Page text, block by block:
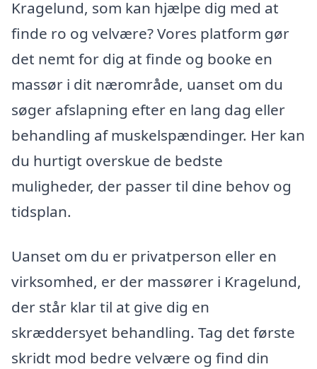
Kragelund, som kan hjælpe dig med at
finde ro og velvære? Vores platform gør
det nemt for dig at finde og booke en
massør i dit nærområde, uanset om du
søger afslapning efter en lang dag eller
behandling af muskelspændinger. Her kan
du hurtigt overskue de bedste
muligheder, der passer til dine behov og
tidsplan.
Uanset om du er privatperson eller en
virksomhed, er der massører i Kragelund,
der står klar til at give dig en
skræddersyet behandling. Tag det første
skridt mod bedre velvære og find din